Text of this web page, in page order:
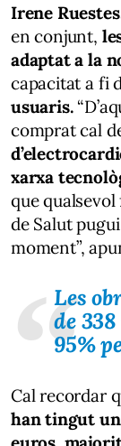
Irene
en conjunt,
adaptat a la
capacitat a fi
usuaris.
comprat cal
xarxa
que
de Salut
moment”,
Les
de
95%
Cal recordar
han tingut un